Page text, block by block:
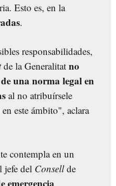
Esto es, en la
.
responsabilidades,
de la Generalitat no
una norma legal en
al no atribuírsele
este ámbito", aclara
contempla en un
jefe del Consellde
emergencia